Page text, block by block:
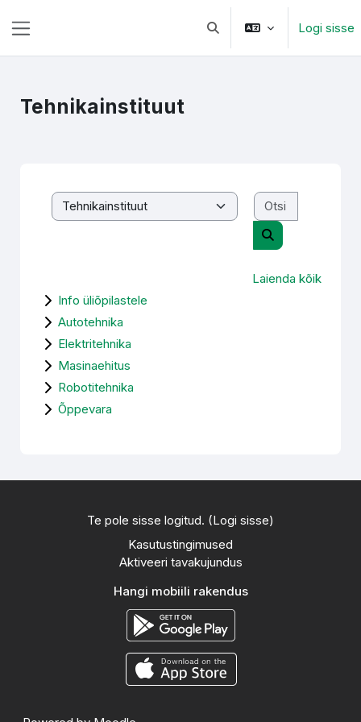
Lülitab otsingu sisendiLogi sisse
Tehnikainstituut
Kursuste kategooriad
Otsi kursusi
Laienda kõik
Info üliõpilastele
Autotehnika
Elektritehnika
Masinaehitus
Robotitehnika
Õppevara
Te pole sisse logitud. (Logi sisse)
Kasutustingimused
Aktiveeri tavakujundus
Hangi mobiili rakendus